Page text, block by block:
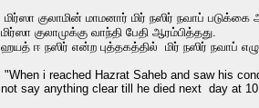
மிர்ஸா குலாமின் மாமனார் மிர் நஸிர் நவாப் படுக்கை
மிர்ஸா குலாமுக்கு வாந்தி பேதி ஆரம்பித்தது.
ஹயத் ஈ நஸிர் என்ற புத்தகத்தில் மிர் நஸிர் நவாப்
"When i reached Hazrat Saheb and saw his
not say anything clear till he died next day at